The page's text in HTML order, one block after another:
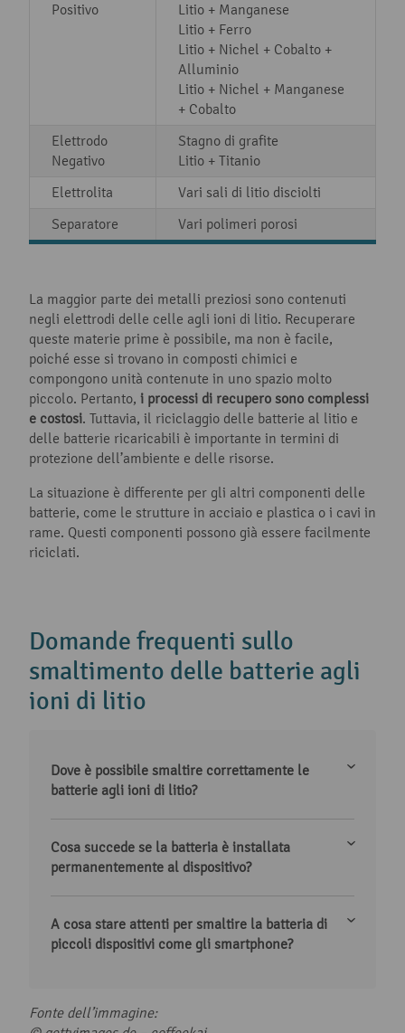
Positivo
Litio + Manganese
Litio + Ferro
Litio + Nichel + Cobalto +
Alluminio
Litio + Nichel + Manganese
+ Cobalto
Elettrodo
Negativo
Stagno di grafite
Litio + Titanio
Elettrolita
Vari sali di litio disciolti
Separatore
Vari polimeri porosi
La maggior parte dei metalli preziosi sono contenuti
negli elettrodi delle celle agli ioni di litio. Recuperare
queste materie prime è possibile, ma non è facile,
poiché esse si trovano in composti chimici e
compongono unità contenute in uno spazio molto
piccolo. Pertanto, i processi di recupero sono complessi
e costosi. Tuttavia, il riciclaggio delle batterie al litio e
delle batterie ricaricabili è importante in termini di
protezione dell’ambiente e delle risorse.
La situazione è differente per gli altri componenti delle
batterie, come le strutture in acciaio e plastica o i cavi in
rame. Questi componenti possono già essere facilmente
riciclati.
Domande frequenti sullo
smaltimento delle batterie agli
ioni di litio
Dove è possibile smaltire correttamente le
batterie agli ioni di litio?
Cosa succede se la batteria è installata
permanentemente al dispositivo?
A cosa stare attenti per smaltire la batteria di
piccoli dispositivi come gli smartphone?
Fonte dell’immagine: